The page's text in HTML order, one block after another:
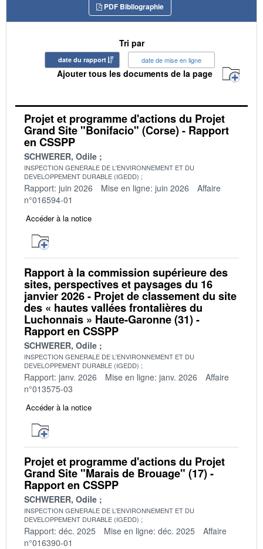
PDF Bibliographie
Tri par
date du rapport date de mise en ligne
Ajouter tous les documents de la page
Projet et programme d'actions du Projet
Grand Site "Bonifacio" (Corse) - Rapport
en CSSPP
SCHWERER, Odile
INSPECTION GENERALE DE L'ENVIRONNEMENT ET DU
DEVELOPPEMENT DURABLE (IGEDD)
Rapport: juin 2026 Mise en ligne: juin 2026
Affaire
n°016594-01
Accéder à la notice
Rapport à la commission supérieure des
sites, perspectives et paysages du 16
janvier 2026 - Projet de classement du site
des « hautes vallées frontalières du
Luchonnais » Haute-Garonne (31) -
Rapport en CSSPP
SCHWERER, Odile
INSPECTION GENERALE DE L'ENVIRONNEMENT ET DU
DEVELOPPEMENT DURABLE (IGEDD)
Rapport: janv. 2026 Mise en ligne: janv. 2026
Affaire
n°013575-03
Accéder à la notice
Projet et programme d'actions du Projet
Grand Site "Marais de Brouage" (17) -
Rapport en CSSPP
SCHWERER, Odile
INSPECTION GENERALE DE L'ENVIRONNEMENT ET DU
DEVELOPPEMENT DURABLE (IGEDD)
Rapport: déc. 2025 Mise en ligne: déc. 2025
Affaire
n°016390-01